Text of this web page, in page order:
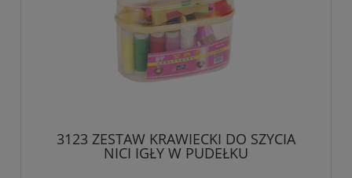
3123 ZESTAW KRAWIECKI DO SZYCIA
NICI IGŁY W PUDEŁKU